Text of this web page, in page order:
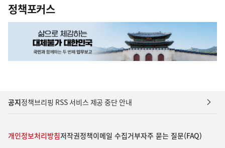
정책포커스
공지정책브리핑 RSS 서비스 제공 중단 안내
개인정보처리방침저작권정책이메일 수집거부자주 묻는 질문(FAQ)